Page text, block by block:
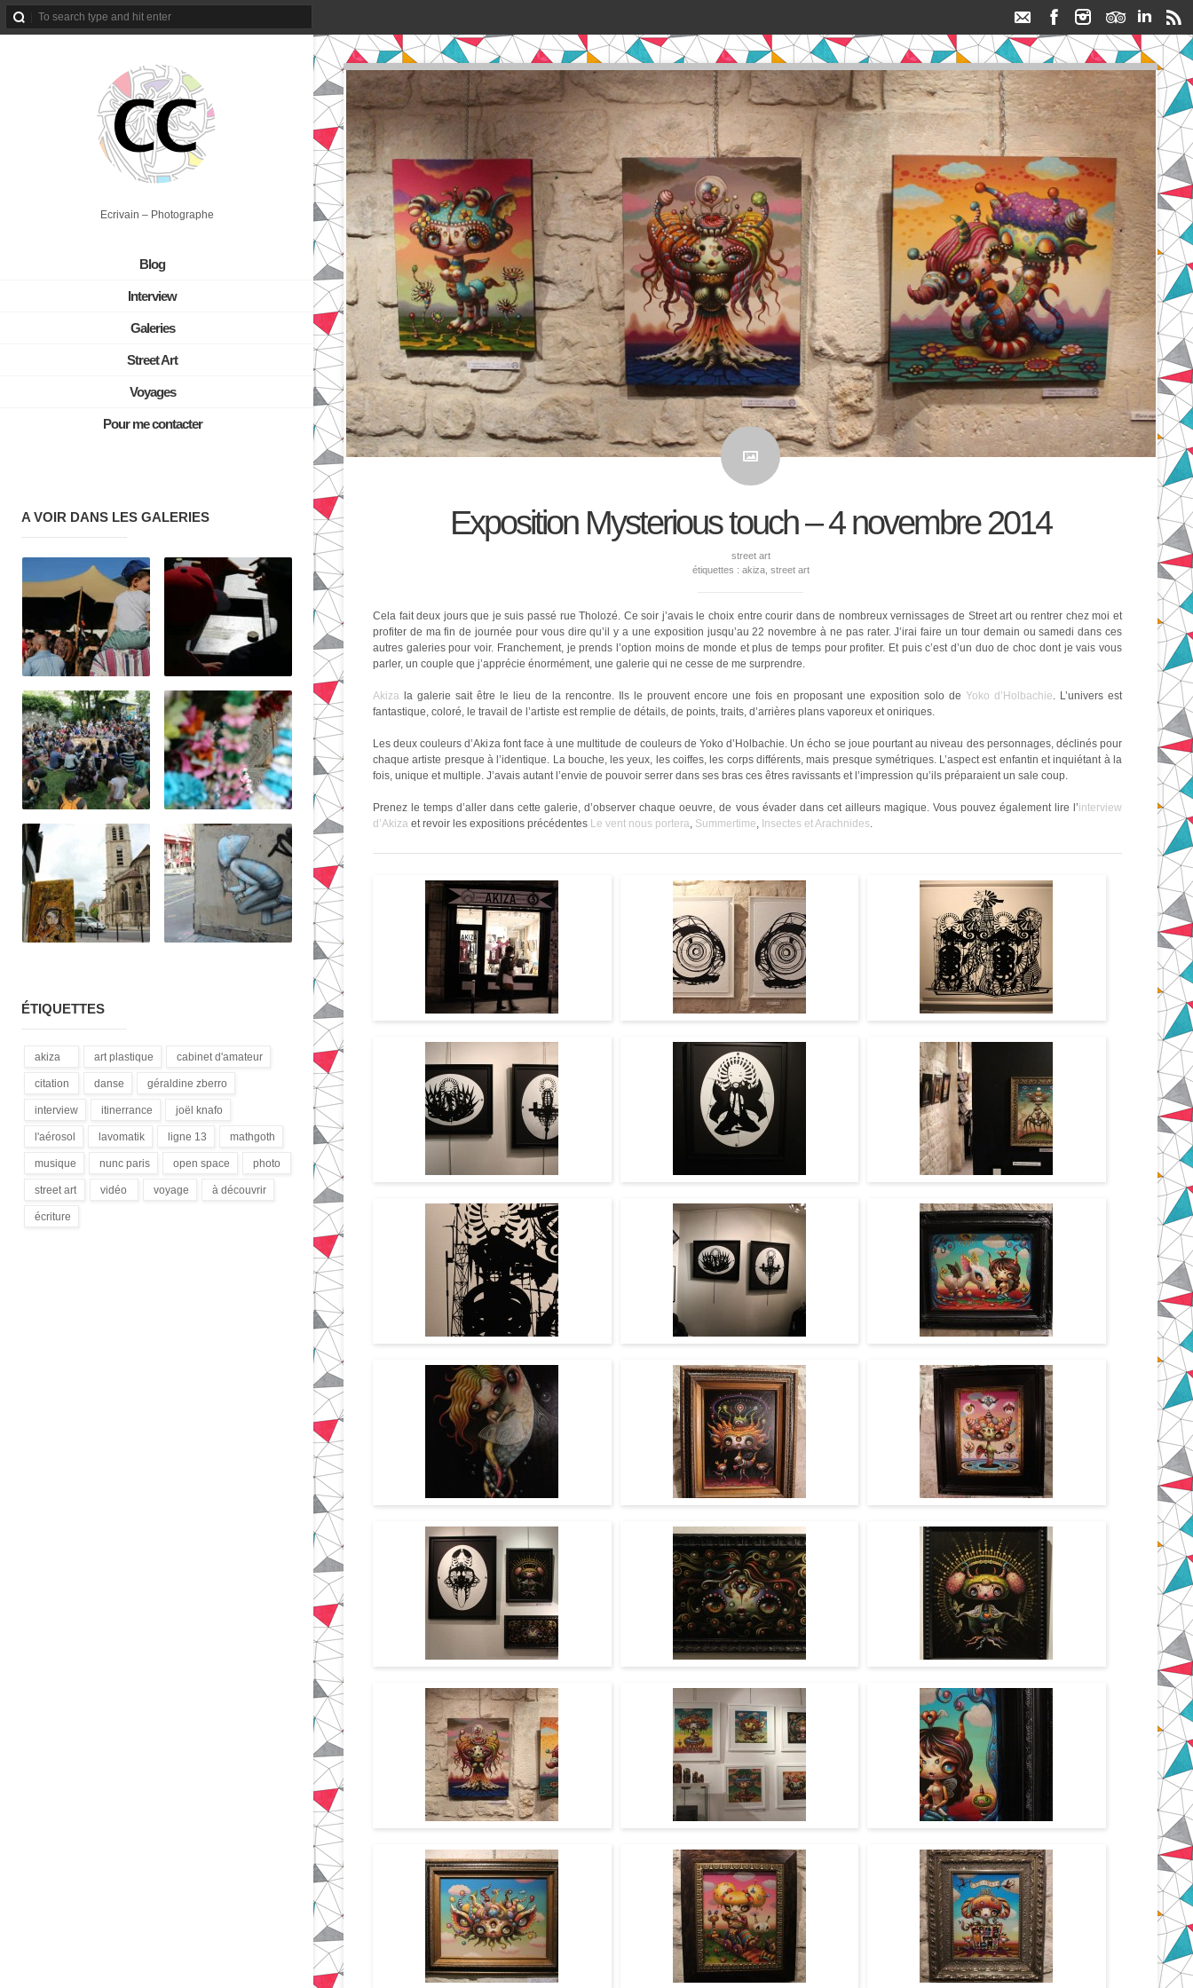
Ecrivain – Photographe
Blog
Interview
Galeries
Street Art
Voyages
Pour me contacter
Exposition Mysterious touch – 4 novembre 2014
street art
étiquettes : akiza, street art
Cela fait deux jours que je suis passé rue Tholozé. Ce soir j’avais le choix entre courir dans de nombreux vernissages de Street art ou rentrer chez moi et
profiter de ma fin de journée pour vous dire qu’il y a une exposition jusqu’au 22 novembre à ne pas rater. J’irai faire un tour demain ou samedi dans ces
autres galeries pour voir. Franchement, je prends l’option moins de monde et plus de temps pour profiter. Et puis c’est d’un duo de choc dont je vais vous
parler, un couple que j’apprécie énormément, une galerie qui ne cesse de me surprendre.
Akiza la galerie sait être le lieu de la rencontre. Ils le prouvent encore une fois en proposant une exposition solo de Yoko d’Holbachie . L’univers est
fantastique, coloré, le travail de l’artiste est remplie de détails, de points, traits, d’arrières plans vaporeux et oniriques.
Les deux couleurs d’Akiza font face à une multitude de couleurs de Yoko d’Holbachie. Un écho se joue pourtant au niveau des personnages, déclinés pour
chaque artiste presque à l’identique. La bouche, les yeux, les coiffes, les corps différents, mais presque symétriques. L’aspect est enfantin et inquiétant à la
fois, unique et multiple. J’avais autant l’envie de pouvoir serrer dans ses bras ces êtres ravissants et l’impression qu’ils préparaient un sale coup.
Prenez le temps d’aller dans cette galerie, d’observer chaque oeuvre, de vous évader dans cet ailleurs magique. Vous pouvez également lire l’interview
d’Akiza et revoir les expositions précédentes Le vent nous portera Summertime Insectes et Arachnides
A VOIR DANS LES GALERIES
ÉTIQUETTES
akiza
(21)
art plastique
(28)
cabinet d'amateur
(12)
citation
(18)
danse
(1)
géraldine zberro
interview
(15)
itinerrance
(16)
joël knafo
(3)
l'aérosol
(14)
lavomatik
(31)
ligne 13
(4)
mathgoth
(24)
musique
(13)
nunc paris
(5)
open space
(1)
photo
(3)
street art
(172)
vidéo
voyage
à découvrir
écriture